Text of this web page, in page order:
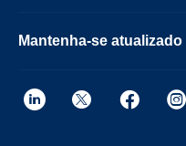
Mantenha-se atualizado